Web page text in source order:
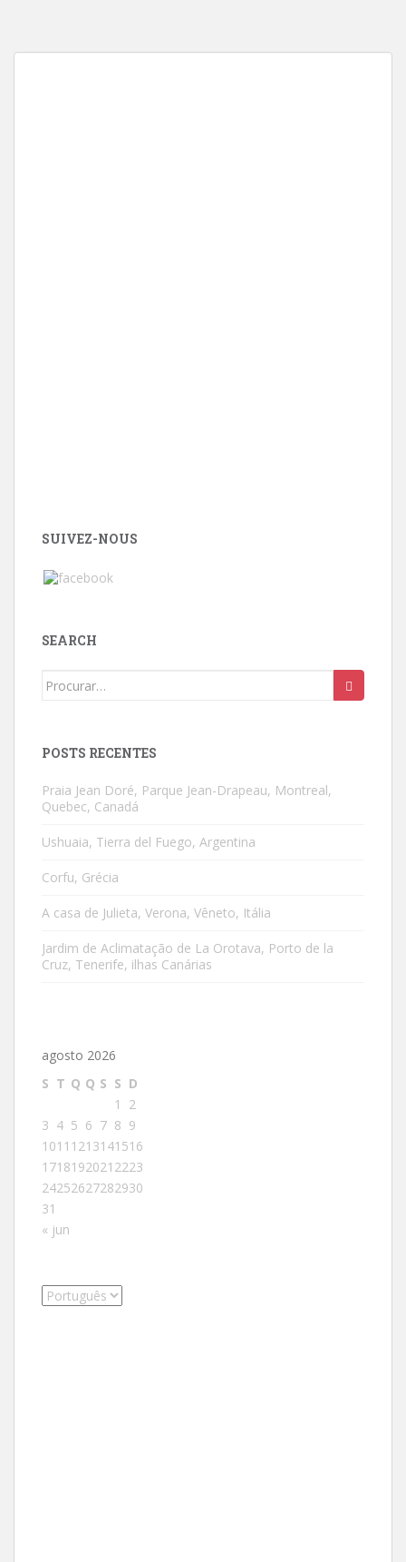
SUIVEZ-NOUS
SEARCH
Search
POSTS RECENTES
Praia Jean Doré, Parque Jean-Drapeau, Montreal,
Quebec, Canadá
Ushuaia, Tierra del Fuego, Argentina
Corfu, Grécia
A casa de Julieta, Verona, Vêneto, Itália
Jardim de Aclimatação de La Orotava, Porto de la
Cruz, Tenerife, ilhas Canárias
agosto 2026
S T Q Q S S D
1
2
3 4 5 6 7 8 9
1011 1213141516
1718192021 2223
24252627282930
31
« jun
Escolha